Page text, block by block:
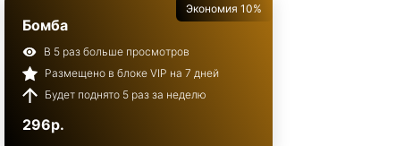
Экономия 10%
Бомба
В 5 раз больше просмотров
Размещено в блоке VIP на 7 дней
Будет поднято 5 раз за неделю
296р.